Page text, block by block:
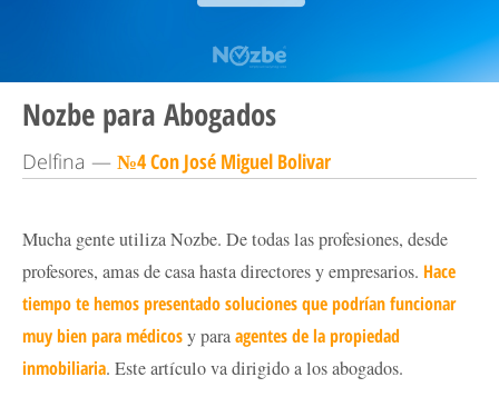
Nozbe para Abogados
Delfina — №4 Con José Miguel Bolivar
Mucha gente utiliza Nozbe. De todas las profesiones, desde
profesores, amas de casa hasta directores y empresarios. Hace
tiempo te hemos presentado soluciones que podrían funcionar
muy bien para médicosy paraagentes de la propiedad
inmobiliaria. Este artículo va dirigido a los abogados.